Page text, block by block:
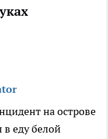
на острове
в еду белой